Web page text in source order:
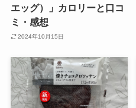
エッグ）」カロリーと口コ
ミ・感想
2024年10月15日